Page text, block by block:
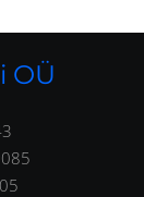
OÜ